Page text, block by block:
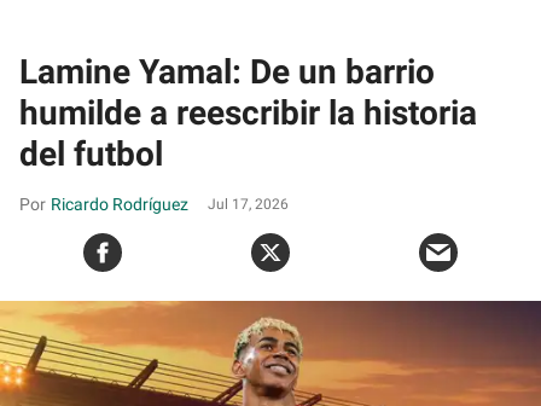
Lamine Yamal: De un barrio
humilde a reescribir la historia
del futbol
Ricardo Rodríguez Jul 17, 2026